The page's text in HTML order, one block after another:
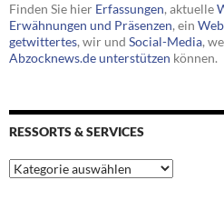
Finden Sie hier Erfassungen, aktuelle
Erwähnungen und Präsenzen, ein
getwittertes, wir und Social-Media,
Abzocknews.de unterstützen können.
RESSORTS & SERVICES
Ressorts
&